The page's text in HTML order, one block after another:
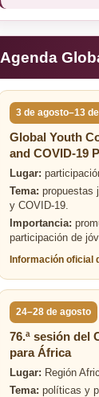
Agenda
3 de agosto–13
Global Youth
and COVID-19
Lugar:
Tema: propuestas
y COVID-19.
Importancia:
participación de
Información oficial
24–28 de agosto
76.ª sesión del
para África
Lugar: Región
Tema: políticas y